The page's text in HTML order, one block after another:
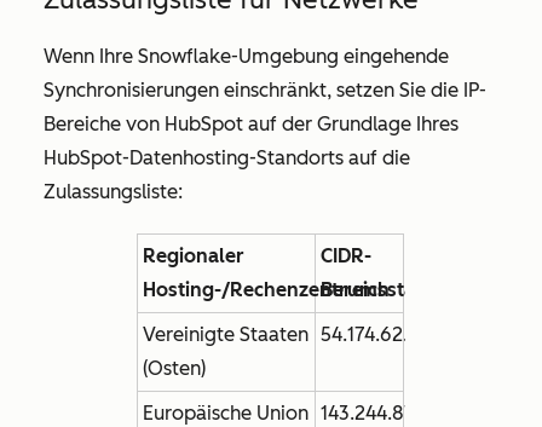
Wenn Ihre Snowflake-Umgebung eingehende
Synchronisierungen einschränkt, setzen Sie die IP-
Bereiche von HubSpot auf der Grundlage Ihres
HubSpot-Datenhosting-Standorts auf die
Zulassungsliste:
Regionaler
Hosting-/Rechenzentrumsstandort
CIDR-
Bereich
Vereinigte Staaten
(Osten)
54.174.62.128/26
Europäische Union 143.244.87.0/25